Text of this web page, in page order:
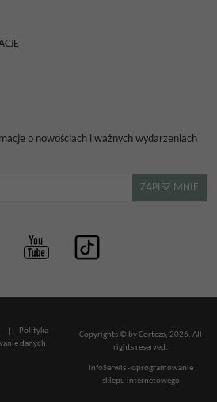
o nowościach i ważnych wydarzeniach
Copyrights © by Corteza, 2026. All
rights reserved.
InfoSerwis-oprogramowanie
sklepu internetowego
Polityka
danych